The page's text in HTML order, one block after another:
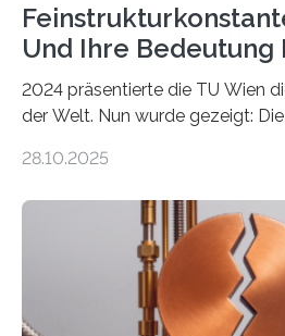
Und Ihre Bedeutung
2024 präsentierte die TU Wien
der Welt. Nun wurde gezeigt:
fundamentalen Physik
Messungen verwenden. Das
vermutet, weltweit war nach den
Atomkern-Zuständen gesucht
einem Team der TU Wien mit
internationaler Partner der
28.10.2025